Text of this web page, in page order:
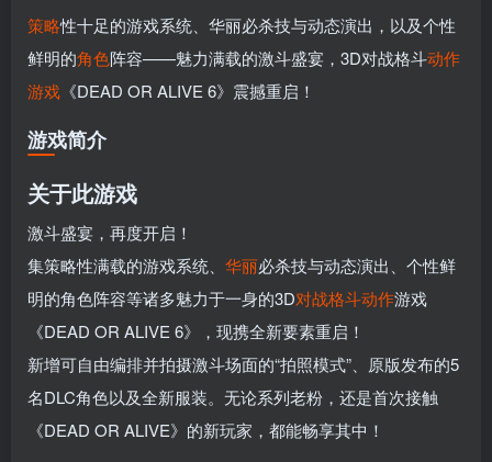
策略性十足的游戏系统、华丽必杀技与动态演出，以及个性
鲜明的角色阵容——魅力满载的激斗盛宴，3D对战格斗动作
游戏 《DEAD OR ALIVE 6》震撼重启！
游戏简介
关于此游戏
激斗盛宴，再度开启！
集策略性满载的游戏系统、 华丽必杀技与动态演出、个性鲜
明的角色阵容等诸多魅力于一身的3D对战格斗动作游戏
《DEAD OR ALIVE 6》，现携全新要素重启！
新增可自由编排并拍摄激斗场面的“拍照模式”、原版发布的5
名DLC角色以及全新服装。无论系列老粉，还是首次接触
《DEAD OR ALIVE》的新玩家，都能畅享其中！